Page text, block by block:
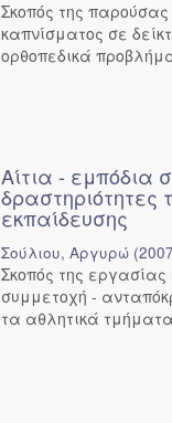
Σκοπός της
καπνίσματος σε
ορθοπεδικά
Αίτια - εμπόδια
δραστηριότητες
εκπαίδευσης
Σούλιου, Αργυρώ (
Σκοπός της
συμμετοχή -
τα αθλητικά